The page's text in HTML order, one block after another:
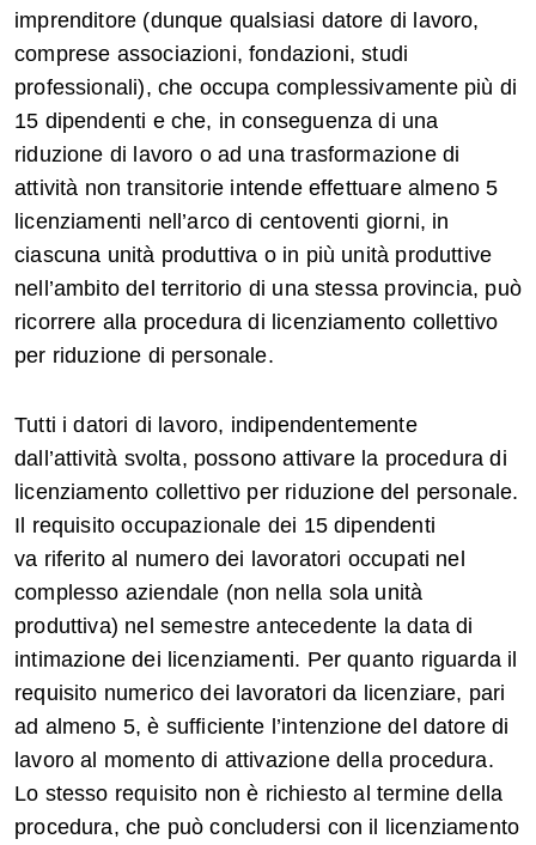
imprenditore (dunque qualsiasi datore di lavoro,
comprese associazioni, fondazioni, studi
professionali), che occupa complessivamente più di
15 dipendenti e che, in conseguenza di una
riduzione di lavoro o ad una trasformazione di
attività non transitorie intende effettuare almeno 5
licenziamenti nell’arco di centoventi giorni, in
ciascuna unità produttiva o in più unità produttive
nell’ambito del territorio di una stessa provincia, può
ricorrere alla procedura di licenziamento collettivo
per riduzione di personale.
Tutti i datori di lavoro, indipendentemente
dall’attività svolta, possono attivare la procedura di
licenziamento collettivo per riduzione del personale.
Il requisito occupazionale dei 15 dipendenti
va riferito al numero dei lavoratori occupati nel
complesso aziendale (non nella sola unità
produttiva) nel semestre antecedente la data di
intimazione dei licenziamenti. Per quanto riguarda il
requisito numerico dei lavoratori da licenziare, pari
ad almeno 5, è sufficiente l’intenzione del datore di
lavoro al momento di attivazione della procedura.
Lo stesso requisito non è richiesto al termine della
procedura, che può concludersi con il licenziamento